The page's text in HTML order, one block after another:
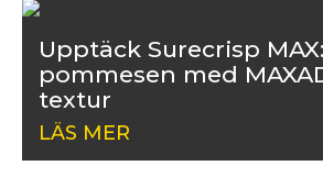
Upptäck Surecrisp MAX:
pommesen med
textur
LÄS MER